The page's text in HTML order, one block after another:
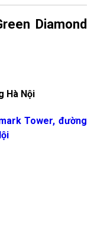
Diamond
Hà Nội
Tower, đường